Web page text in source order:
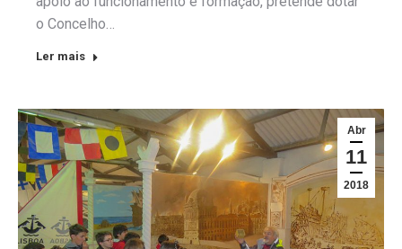
o Concelho…
Ler mais
Abr
11
2018